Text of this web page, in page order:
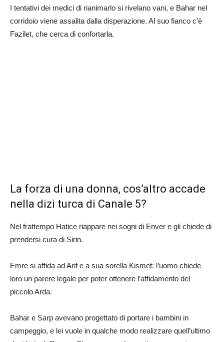
I tentativi dei medici di rianimarlo si rivelano vani, e Bahar nel
corridoio viene assalita dalla disperazione. Al suo fianco c’è
Fazilet, che cerca di confortarla.
La forza di una donna, cos’altro accade
nella dizi turca di Canale 5?
Nel frattempo Hatice riappare nei sogni di Enver e gli chiede di
prendersi cura di Sirin.
Emre si affida ad Arif e a sua sorella Kismet: l’uomo chiede
loro un parere legale per poter ottenere l’affidamento del
piccolo Arda.
Bahar e Sarp avevano progettato di portare i bambini in
campeggio, e lei vuole in qualche modo realizzare quell’ultimo